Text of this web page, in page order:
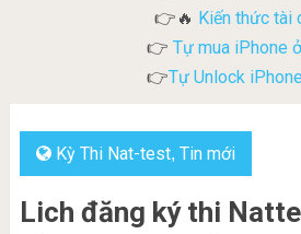
👉🔥 Kiến thức tài
👉 Tự mua iPhone
👉Tự Unlock
Kỳ Thi Nat-test, Tin mới
Lich đăng ký thi